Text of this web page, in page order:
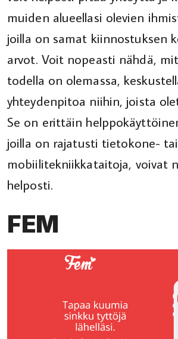
muiden alueellasi olevien
joilla on samat kiinnostuksen
arvot. Voit nopeasti nähdä,
todella on olemassa,
yhteydenpitoa niihin, joista
Se on erittäin
joilla on rajatusti tietokone- tai
mobiilitekniikkataitoja, voivat
helposti.
FEM